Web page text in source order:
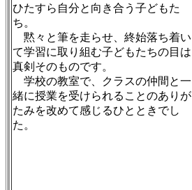
ひたすら自分と向き合う子どもた
ち。
黙々と筆を走らせ、終始落ち着い
て学習に取り組む子どもたちの目は
真剣そのものです。
学校の教室で、クラスの仲間と一
緒に授業を受けられることのありが
たみを改めて感じるひとときでし
た。